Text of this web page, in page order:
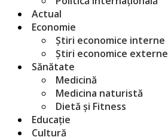
Actual
Economie
Știri economice interne
Știri economice externe
Sănătate
Medicină
Medicina naturistă
Dietă și Fitness
Educație
Cultură